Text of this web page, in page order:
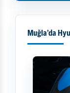
Muğla’da